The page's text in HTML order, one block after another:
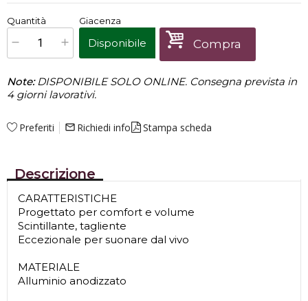
x1 Prezzo finale:€24,90
Quantità Giacenza
Disponibile Compra
Note:DISPONIBILE SOLO ONLINE. Consegna prevista in
4 giorni lavorativi.
Preferiti mail_outline Richiedi info Stampa scheda
Descrizione
CARATTERISTICHE
Progettato per comfort e volume
Scintillante, tagliente
Eccezionale per suonare dal vivo
MATERIALE
Alluminio anodizzato